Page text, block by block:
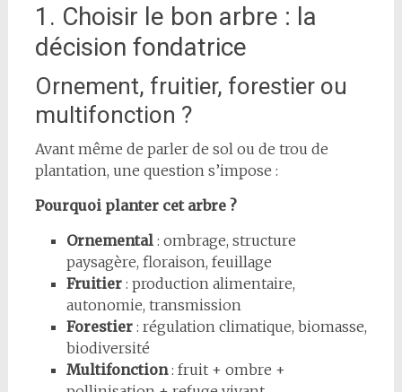
1. Choisir le bon arbre : la
décision fondatrice
Ornement, fruitier, forestier ou
multifonction ?
Avant même de parler de sol ou de trou de
plantation, une question s’impose :
Pourquoi planter cet arbre ?
Ornemental: ombrage, structure
paysagère, floraison, feuillage
Fruitier: production alimentaire,
autonomie, transmission
Forestier: régulation climatique, biomasse,
biodiversité
Multifonction: fruit + ombre +